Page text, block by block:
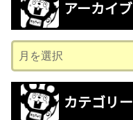
アーカイブ
ー
カ
カテゴリー